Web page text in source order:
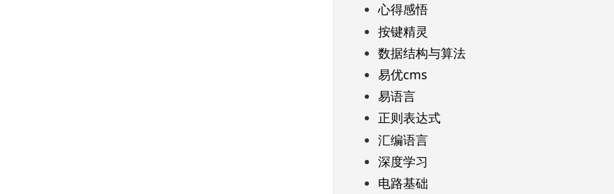
心得感悟
按键精灵
数据结构与算法
易优cms
易语言
正则表达式
汇编语言
深度学习
电路基础